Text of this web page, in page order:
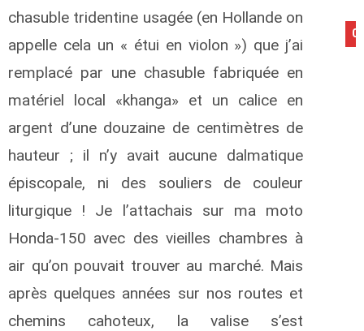
chasuble tridentine usagée (en Hollande on
appelle cela un « étui en violon ») que j’ai
remplacé par une chasuble fabriquée en
matériel local «khanga» et un calice en
argent d’une douzaine de centimètres de
hauteur ; il n’y avait aucune dalmatique
épiscopale, ni des souliers de couleur
liturgique ! Je l’attachais sur ma moto
Honda-150 avec des vieilles chambres à
air qu’on pouvait trouver au marché. Mais
après quelques années sur nos routes et
chemins cahoteux, la valise s’est